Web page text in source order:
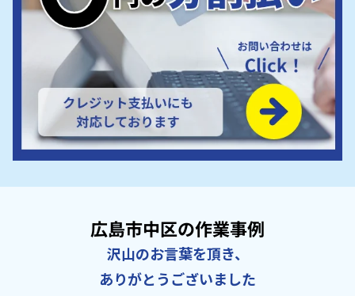
広島市中区の作業事例
沢山のお言葉を頂き、
ありがとうございました